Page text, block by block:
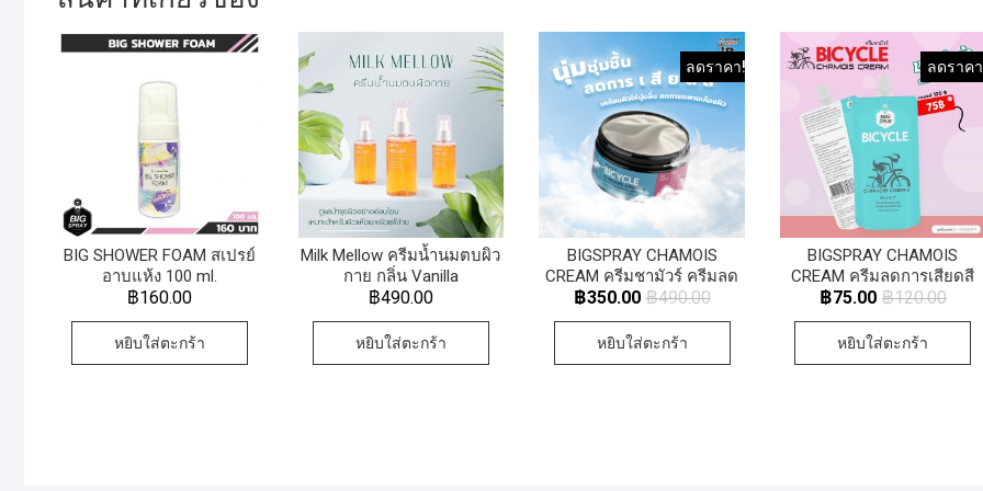
BIG SHOWER FOAM สเปรย์
อาบแห้ง 100 ml.
฿160.00
หยิบใส่ตะกร้า
Milk Mellow ครีมน้ำนมตบผิว
กาย กลิ่น Vanilla
฿490.00
หยิบใส่ตะกร้า
ลดราคา!
BIGSPRAY CHAMOIS
CREAM ครีมชามัวร์ ครีมลด
การเสียดสีและการระคาย
เคือง
฿490.00
฿350.00
หยิบใส่ตะกร้า
ลดราค
BIGSPRAY CHAMOIS
CREAM ครีมลดการเสียดสี
และการระคายเคือง แรไอเท
มสำหรับนักปั่น ซอง 20 มล.
฿120.00
฿75.00
หยิบใส่ตะกร้า